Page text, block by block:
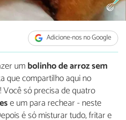
Adicione-nos no Google
umbolinho de arroz sem
que compartilho aqui no
só precisa de quatro
e um para rechear - neste
é só misturar tudo, fritar e